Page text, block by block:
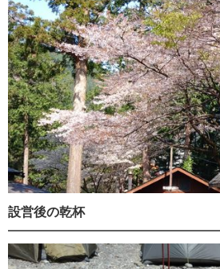
設営後の乾杯